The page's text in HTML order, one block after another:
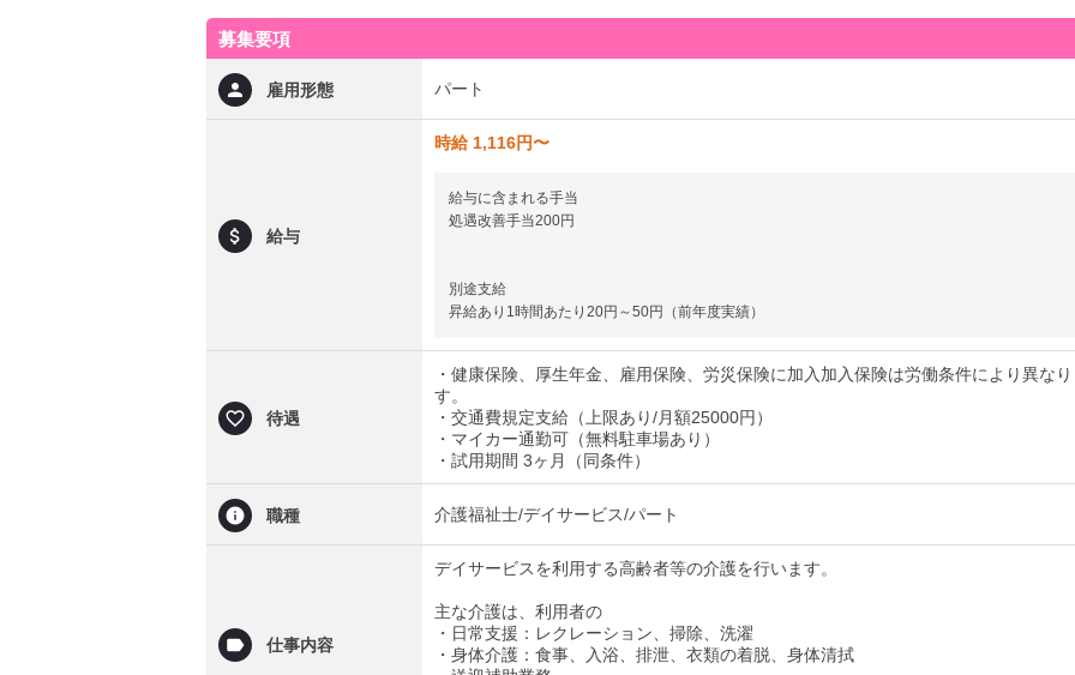
募集要項
雇用形態 パート
給与
時給 1,116円〜
給与に含まれる手当
処遇改善手当200円
別途支給
昇給あり1時間あたり20円～50円（前年度実績）
待遇
・健康保険、厚生年金、雇用保険、労災保険に加入加入保険は労働条件により異な
す。
・交通費規定支給（上限あり/月額25000円）
・マイカー通勤可（無料駐車場あり）
・試用期間 3ヶ月（同条件）
職種 介護福祉士/デイサービス/パート
仕事内容
デイサービスを利用する高齢者等の介護を行います。
主な介護は、利用者の
・日常支援：レクレーション、掃除、洗濯
・身体介護：食事、入浴、排泄、衣類の着脱、身体清拭